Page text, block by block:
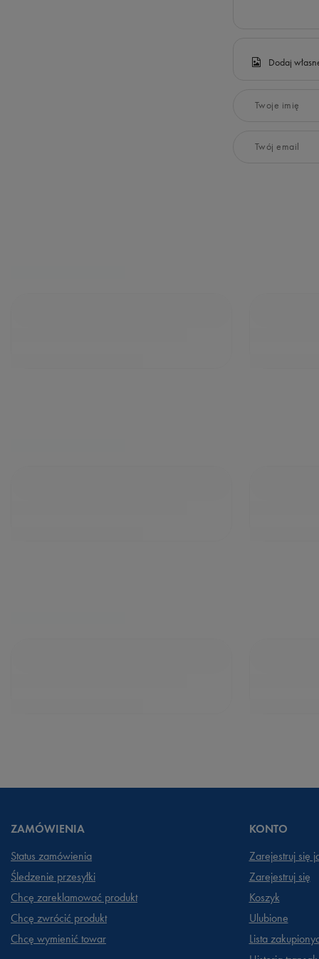
Dodaj
Twoje imię
Twój email
ZAMÓWIENIA
Status zamówienia
Śledzenie przesyłki
Chcę zareklamować produkt
Chcę zwrócić produkt
Chcę wymienić towar
KONTO
Zarejestruj się
Zarejestruj się
Koszyk
Ulubione
Lista